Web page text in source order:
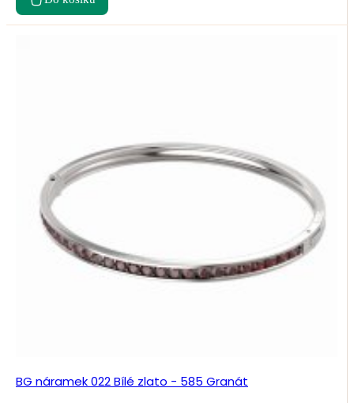
BG náramek 022 Bílé zlato - 585 Granát